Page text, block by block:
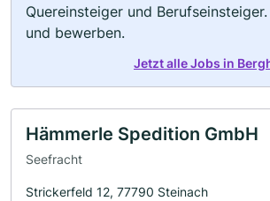
Quereinsteiger und
und bewerben.
Jetzt alle Jobs in
Hämmerle Spedition GmbH
Seefracht
Strickerfeld 12, 77790 Steinach